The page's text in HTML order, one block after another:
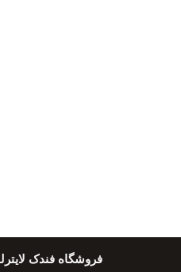
فروشگاه فندک